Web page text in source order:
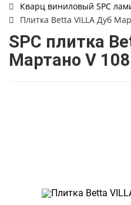
Кварц виниловый SPC
Плитка Betta VILLA Дуб
SPC плитка
Мартано V 108